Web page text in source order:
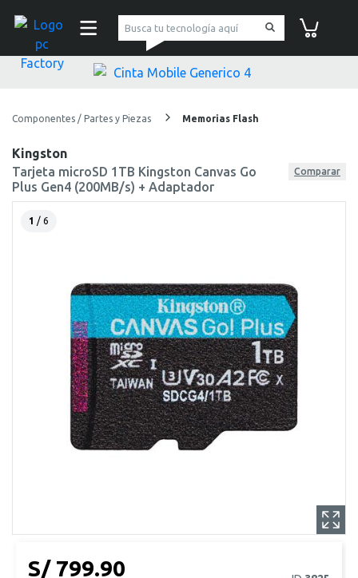
pc Factory
Componentes / Partes y Piezas Memorias Flash
Kingston
Tarjeta microSD 1TB Kingston Canvas Go
Plus Gen4 (200MB/s) + Adaptador
Comparar
1 / 6
S/ 799.90